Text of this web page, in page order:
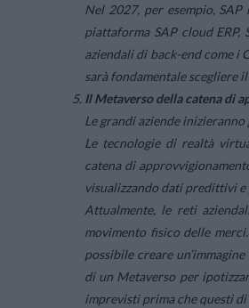
Nel 2027, per esempio,
piattaforma SAP cloud
aziendali di back-end come i
sarà fondamentale scegliere
Il Metaverso della catena di
Le grandi aziende
Le tecnologie di realtà
catena di
visualizzando dati predittivi
Attualmente, le reti
movimento fisico delle
possibile creare
di un Metaverso per
imprevisti prima che questi